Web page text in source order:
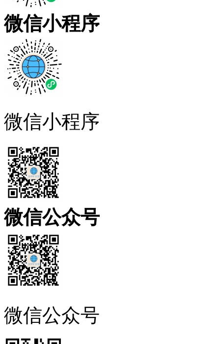
微信小程序
微信小程序
微信公众号
微信公众号